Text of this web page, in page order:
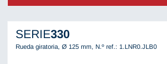
SERIE330
Rueda giratoria, Ø 125 mm, N.º ref.: 1.LNR0.JLB0